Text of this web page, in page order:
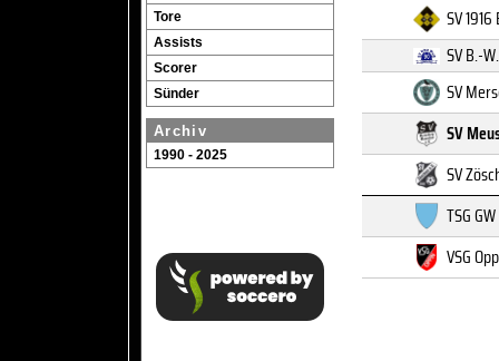
Tore
Assists
Scorer
Sünder
Archiv
1990 - 2025
SV
SV B.-
SV
SV
SV
TSG
VSG